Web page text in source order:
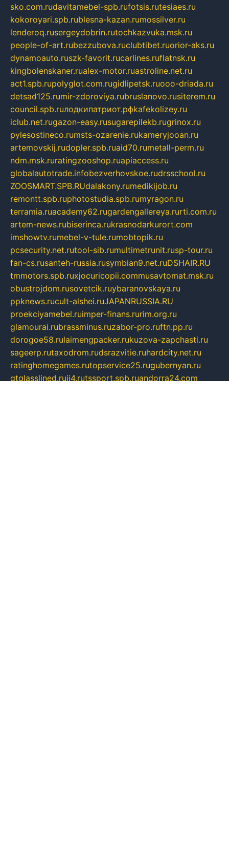
sko.com.rudavitamebel-spb.rufotsis.rutesiaes.ru
kokoroyari.spb.rublesna-kazan.rumossilver.ru
lenderoq.rusergeydobrin.rutochkazvuka.msk.ru
people-of-art.rubezzubova.ruclubtibet.ruorior-aks.ru
dynamoauto.ruszk-favorit.rucarlines.ruflatnsk.ru
kingbolenskaner.rualex-motor.ruastroline.net.ru
act1.spb.rupolyglot.com.rugidlipetsk.ruooo-driada.ru
detsad125.rumir-zdoroviya.rubruslanovo.rusiterem.ru
council.spb.ruлодкипатриот.рфkafekolizey.ru
iclub.net.rugazon-easy.rusugarepilekb.rugrinox.ru
pylesostineco.rumsts-ozarenie.rukameryjooan.ru
artemovskij.rudopler.spb.ruaid70.rumetall-perm.ru
ndm.msk.ruratingzooshop.ruapiaccess.ru
globalautotrade.infobezverhovskoe.rudrsschool.ru
ZOOSMART.SPB.RUdalakony.rumedikijob.ru
remontt.spb.ruphotostudia.spb.rumyragon.ru
terramia.ruacademy62.rugardengallereya.rurti.com.ru
artem-news.rubiserinca.rukrasnodarkurort.com
imshowtv.rumebel-v-tule.rumobtopik.ru
pcsecurity.net.rutool-sib.rumultimetrunit.rusp-tour.ru
fan-cs.rusanteh-russia.rusymbian9.net.ruDSHAIR.RU
tmmotors.spb.ruxjocuricopii.commusavtomat.msk.ru
obustrojdom.rusovetcik.ruybaranovskaya.ru
ppknews.rucult-alshei.ruJAPANRUSSIA.RU
proekciyamebel.ruimper-finans.rurim.org.ru
glamourai.rubrassminus.ruzabor-pro.ruftn.pp.ru
dorogoe58.rulaimengpacker.rukuzova-zapchasti.ru
sageerp.rutaxodrom.rudsrazvitie.ruhardcity.net.ru
ratinghomegames.rutopservice25.rugubernyan.ru
gtglasslined.ruii4.rutssport.spb.ruandorra24.com